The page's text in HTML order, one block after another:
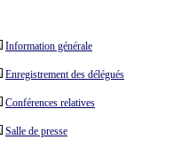
Information générale
Enregistrement des délégués
Conférences relatives
Salle de presse